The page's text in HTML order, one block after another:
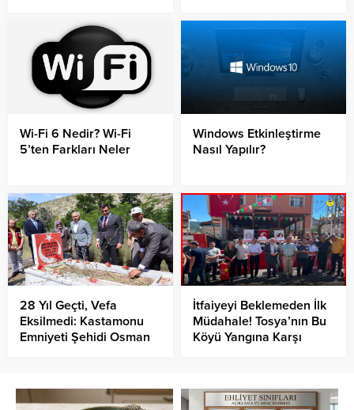
Wi-Fi 6 Nedir? Wi-Fi
5’ten Farkları Neler
Windows Etkinleştirme
Nasıl Yapılır?
28 Yıl Geçti, Vefa
Eksilmedi: Kastamonu
Emniyeti Şehidi Osman
İtfaiyeyi Beklemeden İlk
Müdahale! Tosya’nın Bu
Köyü Yangına Karşı